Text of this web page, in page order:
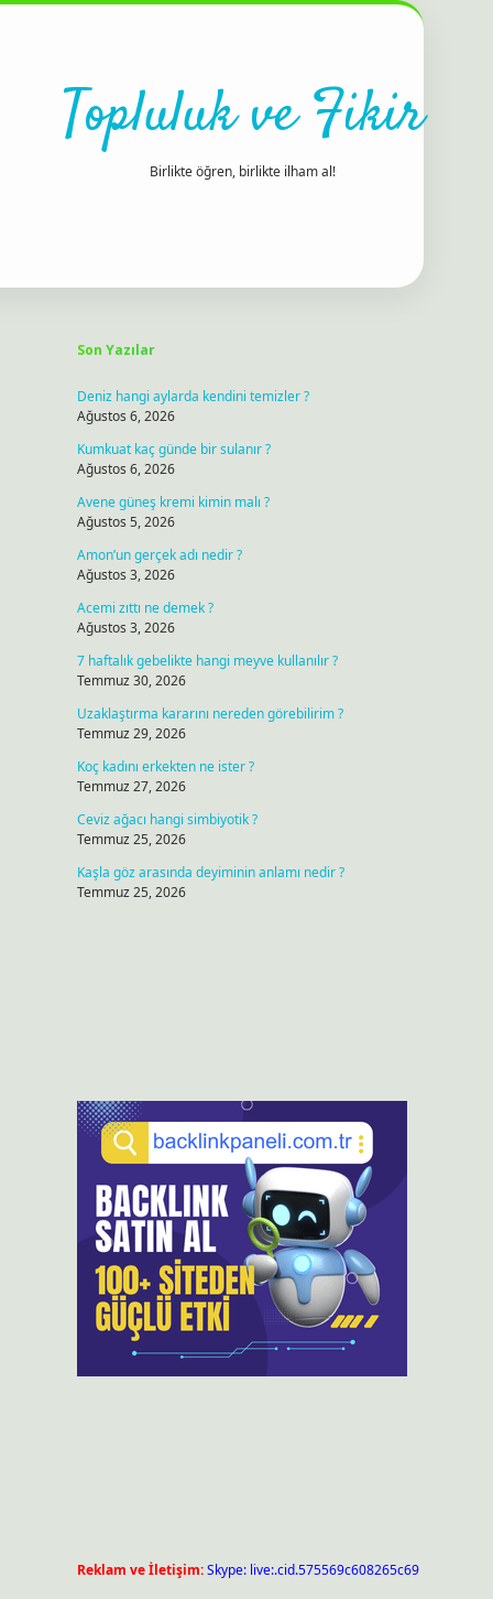
Topluluk ve Fikir
Birlikte öğren, birlikte ilham al!
Son Yazılar
Deniz hangi aylarda kendini temizler ?
Ağustos 6, 2026
Kumkuat kaç günde bir sulanır ?
Ağustos 6, 2026
Avene güneş kremi kimin malı ?
Ağustos 5, 2026
Amon’un gerçek adı nedir ?
Ağustos 3, 2026
Acemi zıttı ne demek ?
Ağustos 3, 2026
7 haftalık gebelikte hangi meyve kullanılır ?
Temmuz 30, 2026
Uzaklaştırma kararını nereden görebilirim ?
Temmuz 29, 2026
Koç kadını erkekten ne ister ?
Temmuz 27, 2026
Ceviz ağacı hangi simbiyotik ?
Temmuz 25, 2026
Kaşla göz arasında deyiminin anlamı nedir ?
Temmuz 25, 2026
Reklam ve İletişim:Skype: live:.cid.575569c608265c69